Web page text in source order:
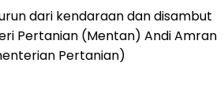
dari kendaraan dan disambut
Pertanian (Mentan) Andi Amran
Pertanian)